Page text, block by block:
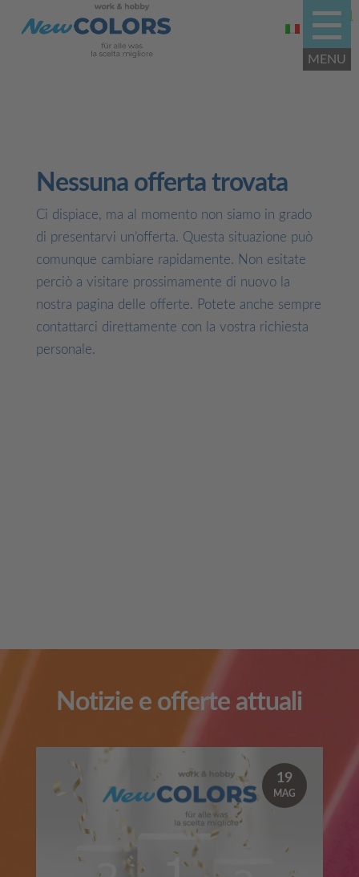
Nessuna offerta trovata
Ci dispiace, ma al momento non siamo in grado
di presentarvi un’offerta. Questa situazione può
comunque cambiare rapidamente. Non esitate
perciò a visitare prossimamente di nuovo la
nostra pagina delle offerte. Potete anche sempre
contattarci direttamente con la vostra richiesta
personale.
Notizie e offerte attuali
19
MAG